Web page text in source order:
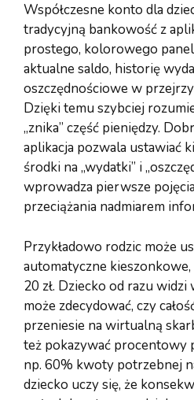
Współczesne konto dla
tradycyjną bankowość z
prostego, kolorowego
aktualne saldo, historię
oszczędnościowe w
Dzięki temu szybciej
„znika” część pieniędzy.
aplikacja pozwala ustawiać
środki na „wydatki” i
wprowadza pierwsze
przeciążania nadmiarem
Przykładowo rodzic może
automatyczne
20 zł. Dziecko od razu widzi
może zdecydować, czy
przeniesie na wirtualną
też pokazywać procentowy
np. 60% kwoty potrzebnej
dziecko uczy się, że